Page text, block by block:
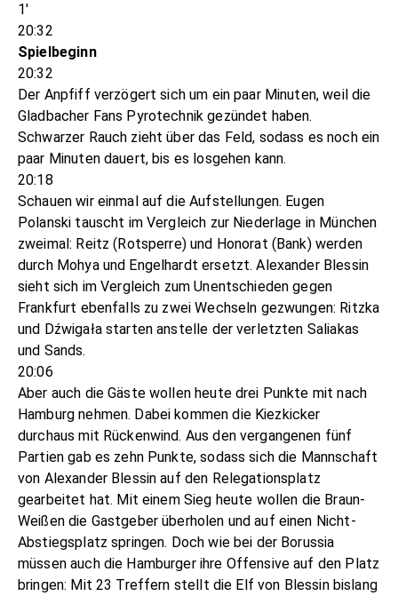
1'
20:32
Spielbeginn
20:32
Der Anpfiff verzögert sich um ein paar Minuten, weil die
Gladbacher Fans Pyrotechnik gezündet haben.
Schwarzer Rauch zieht über das Feld, sodass es noch ein
paar Minuten dauert, bis es losgehen kann.
20:18
Schauen wir einmal auf die Aufstellungen. Eugen
Polanski tauscht im Vergleich zur Niederlage in München
zweimal: Reitz (Rotsperre) und Honorat (Bank) werden
durch Mohya und Engelhardt ersetzt. Alexander Blessin
sieht sich im Vergleich zum Unentschieden gegen
Frankfurt ebenfalls zu zwei Wechseln gezwungen: Ritzka
und Dźwigała starten anstelle der verletzten Saliakas
und Sands.
20:06
Aber auch die Gäste wollen heute drei Punkte mit nach
Hamburg nehmen. Dabei kommen die Kiezkicker
durchaus mit Rückenwind. Aus den vergangenen fünf
Partien gab es zehn Punkte, sodass sich die Mannschaft
von Alexander Blessin auf den Relegationsplatz
gearbeitet hat. Mit einem Sieg heute wollen die Braun-
Weißen die Gastgeber überholen und auf einen Nicht-
Abstiegsplatz springen. Doch wie bei der Borussia
müssen auch die Hamburger ihre Offensive auf den Platz
bringen: Mit 23 Treffern stellt die Elf von Blessin bislang